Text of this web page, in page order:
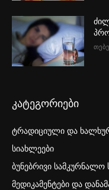
კატეგორიები
ტრადიციული და
სიახლეები
ბუნებრივი სამკურნალო
მედიკამენტები და